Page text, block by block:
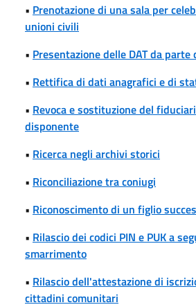
• Prenotazione di una sala per
unioni civili
• Presentazione delle DAT da
• Rettifica di dati anagrafici e di
• Revoca e sostituzione del
disponente
• Ricerca negli archivi storici
• Riconciliazione tra coniugi
• Riconoscimento di un figlio
• Rilascio dei codici PIN e PUK a
smarrimento
• Rilascio dell'attestazione di
cittadini comunitari